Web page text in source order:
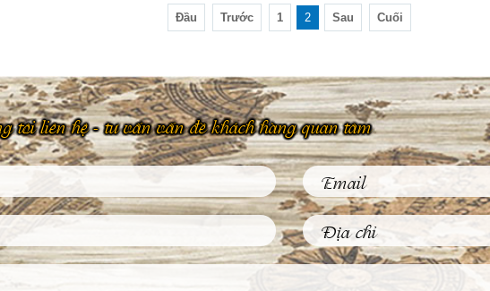
Đầu Trước 1 2 Sau Cuối
tôi liên hệ - tư vấn vấn đề khách hàng quan tâm
Phù Điêu Và Những Ứng Dụng
Thiết Thực Trong Đời Sống
Thường Ngày